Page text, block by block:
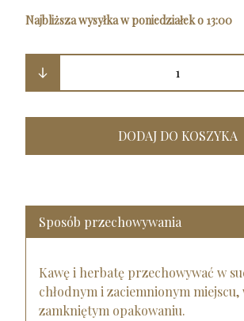
Najbliższa wysyłka w poniedziałek o 13:00
1
DODAJ DO KOSZYKA
Kawę i herbatę przechowywać w
chłodnym i zaciemnionym miejscu,
zamkniętym opakowaniu.